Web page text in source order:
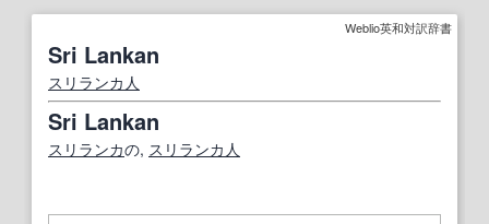
Weblio英和対訳辞書
Sri Lankan
スリランカ人
Sri Lankan
スリランカの, スリランカ人